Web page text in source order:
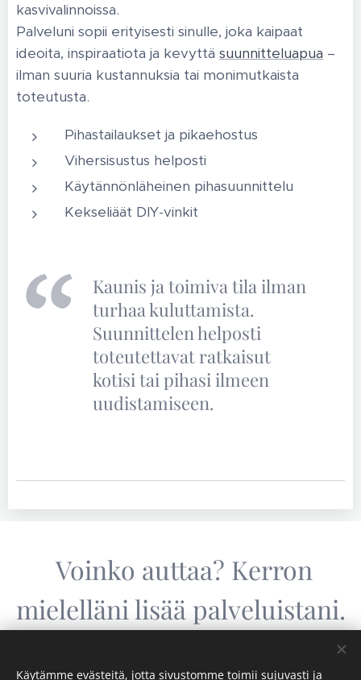
kasvivalinnoissa.
Palveluni sopii erityisesti sinulle, joka kaipaat
ideoita, inspiraatiota ja kevyttä suunnitteluapua –
ilman suuria kustannuksia tai monimutkaista
toteutusta.
Pihastailaukset ja pikaehostus
Vihersisustus helposti
Käytännönläheinen pihasuunnittelu
Kekseliäät DIY-vinkit
Kaunis ja toimiva tila ilman
turhaa kuluttamista.
Suunnittelen helposti
toteutettavat ratkaisut
kotisi tai pihasi ilmeen
uudistamiseen.
Voinko auttaa? Kerron
mielelläni lisää palveluistani.
Ota yhteyttä
Käytämme evästeitä, jotta sivustomme toimii sujuvasti ja